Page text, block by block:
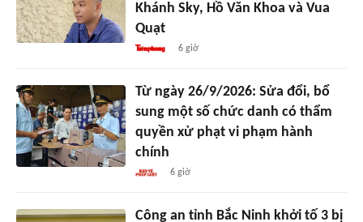
Khánh Sky, Hồ Văn Khoa và Vua
Quạt
6 giờ
Từ ngày 26/9/2026: Sửa đổi, bổ
sung một số chức danh có thẩm
quyền xử phạt vi phạm hành
chính
6 giờ
Công an tỉnh Bắc Ninh khởi tố 3 bị